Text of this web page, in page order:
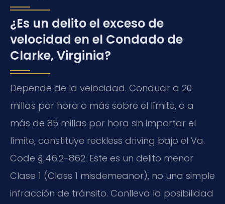
¿Es un delito el exceso de
velocidad en el Condado de
Clarke, Virginia?
Depende de la velocidad. Conducir a 20
millas por hora o más sobre el límite, o a
más de 85 millas por hora sin importar el
límite, constituye reckless driving bajo el Va.
Code § 46.2-862. Este es un delito menor
Clase 1 (Class 1 misdemeanor), no una simple
infracción de tránsito. Conlleva la posibilidad